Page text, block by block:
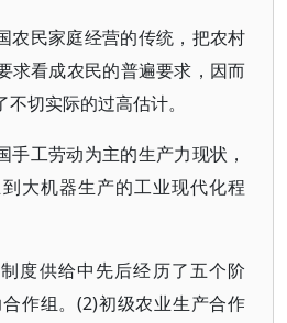
农民家庭经营的传统，把农村
求看成农民的普遍要求，因而
切实际的过高估计。
手工劳动为主的生产力现状，
大机器生产的工业现代化程
度供给中先后经历了五个阶
作组。(2)初级农业生产合作